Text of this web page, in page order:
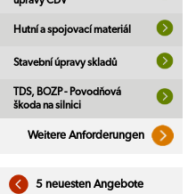
Hutní a spojovací materiál
Stavební úpravy skladů
TDS, BOZP - Povodňová
škoda na silnici
Weitere Anforderungen
5 neuesten Angebote